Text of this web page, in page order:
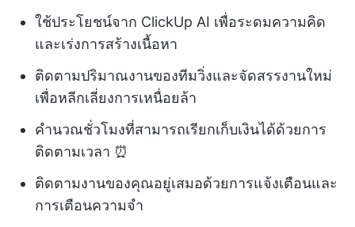
ใช้ประโยชน์จาก ClickUp AI เพื่อระดมความคิด
และเร่งการสร้างเนื้อหา
ติดตามปริมาณงานของทีมวิ่งและจัดสรรงานใหม่
เพื่อหลีกเลี่ยงการเหนื่อยล้า
คำนวณชั่วโมงที่สามารถเรียกเก็บเงินได้ด้วยการ
ติดตามเวลา ⏰
ติดตามงานของคุณอยู่เสมอด้วยการแจ้งเตือนและ
การเตือนความจำ